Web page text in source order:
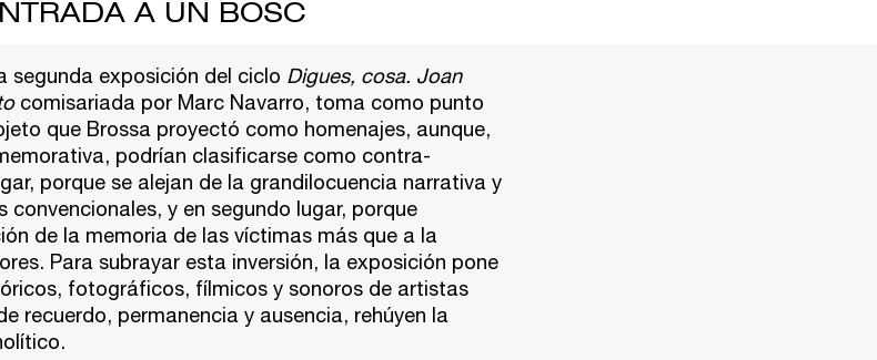
A UN BOSC
segunda exposición del ciclo Digues, cosa. Joan
comisariada por Marc Navarro, toma como punto
que Brossa proyectó como homenajes, aunque,
podrían clasificarse como contra-
porque se alejan de la grandilocuencia narrativa y
y en segundo lugar, porque
de la memoria de las víctimas más que a la
Para subrayar esta inversión, la exposición pone
fotográficos, fílmicos y sonoros de artistas
recuerdo, permanencia y ausencia, rehúyen la